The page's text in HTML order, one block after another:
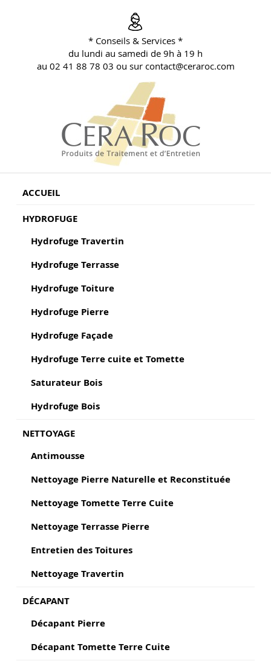
* Conseils & Services *
du lundi au samedi de 9h à 19 h
au 02 41 88 78 03 ou sur contact@ceraroc.com
ACCUEIL
HYDROFUGE
Hydrofuge Travertin
Hydrofuge Terrasse
Hydrofuge Toiture
Hydrofuge Pierre
Hydrofuge Façade
Hydrofuge Terre cuite et Tomette
Saturateur Bois
Hydrofuge Bois
NETTOYAGE
Antimousse
Nettoyage Pierre Naturelle et Reconstituée
Nettoyage Tomette Terre Cuite
Nettoyage Terrasse Pierre
Entretien des Toitures
Nettoyage Travertin
DÉCAPANT
Décapant Pierre
Décapant Tomette Terre Cuite